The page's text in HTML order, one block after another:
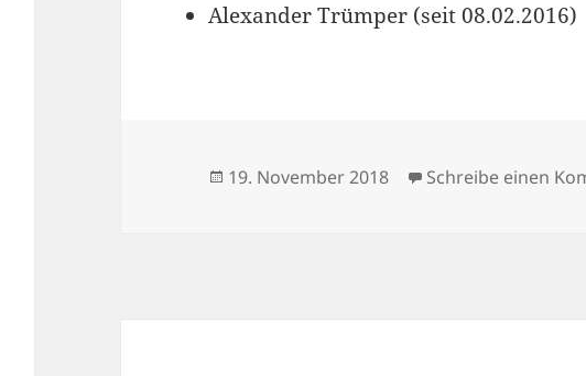
Alexander Trümper (seit 08.02.2016)
Veröffentlicht
19. November 2018 Schreibe einen